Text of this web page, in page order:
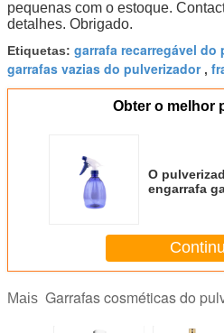
pequenas com o estoque.
detalhes. Obrigado.
Etiquetas: garrafa recarregável do
garrafas vazias do pulverizador,
Obter o melhor
O
engarrafa
Mais Garrafas cosméticas do